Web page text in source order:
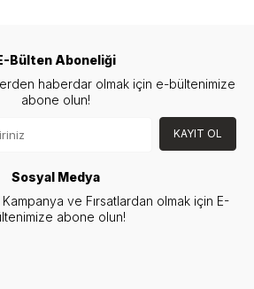
Bülten Aboneliği
haberdar olmak için e-bültenimize
abone olun!
KAYIT OL
Sosyal Medya
ve Fırsatlardan olmak için E-
abone olun!